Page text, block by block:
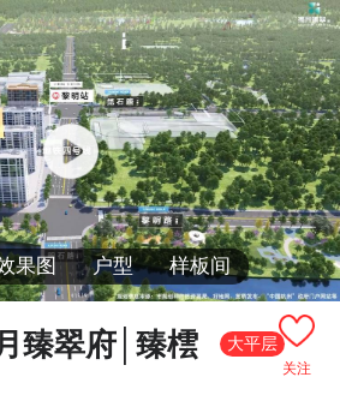
果图 户型 样板间
关注
臻翠府│臻橒 大平层